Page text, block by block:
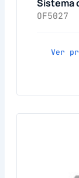
Sistema
OF5027
Ver